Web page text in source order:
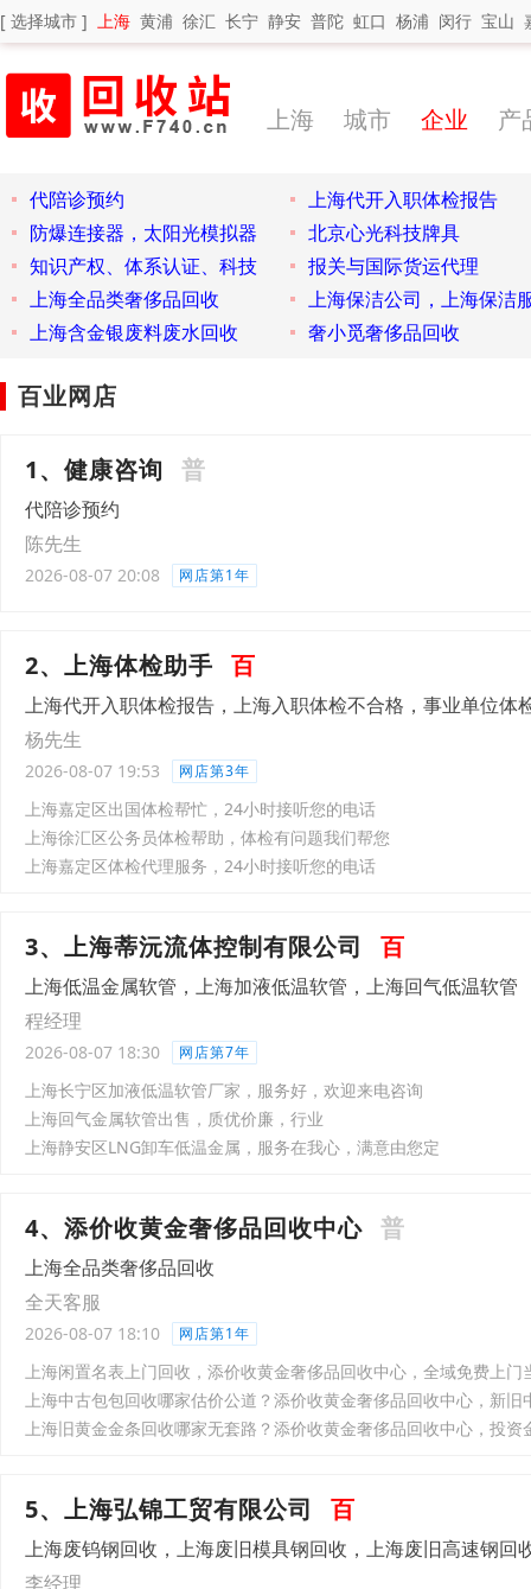
[ 选择城市 ] 上海 黄浦 徐汇 长宁 静安 普陀 虹口 杨浦 闵行 宝山
上海 城市 企业 产
代陪诊预约
上海代开入职体检报告
防爆连接器，太阳光模拟器
北京心光科技牌具
知识产权、体系认证、科技
报关与国际货运代理
上海全品类奢侈品回收
上海保洁公司，上海保洁
上海含金银废料废水回收
奢小觅奢侈品回收
百业网店
1、健康咨询 普
代陪诊预约
陈先生
2026-08-07 20:08 网店第1年
2、上海体检助手 百
上海代开入职体检报告，上海入职体检不合格，事业单位体
杨先生
2026-08-07 19:53 网店第3年
上海嘉定区出国体检帮忙，24小时接听您的电话
上海徐汇区公务员体检帮助，体检有问题我们帮您
上海嘉定区体检代理服务，24小时接听您的电话
3、上海蒂沅流体控制有限公司 百
上海低温金属软管，上海加液低温软管，上海回气低温软管
程经理
2026-08-07 18:30 网店第7年
上海长宁区加液低温软管厂家，服务好，欢迎来电咨询
上海回气金属软管出售，质优价廉，行业
上海静安区LNG卸车低温金属，服务在我心，满意由您定
4、添价收黄金奢侈品回收中心 普
上海全品类奢侈品回收
全天客服
2026-08-07 18:10 网店第1年
上海闲置名表上门回收，添价收黄金奢侈品回收中心，全域免费上门
上海中古包包回收哪家估价公道？添价收黄金奢侈品回收中心，新旧
上海旧黄金金条回收哪家无套路？添价收黄金奢侈品回收中心，投资
5、上海弘锦工贸有限公司 百
上海废钨钢回收，上海废旧模具钢回收，上海废旧高速钢回
李经理